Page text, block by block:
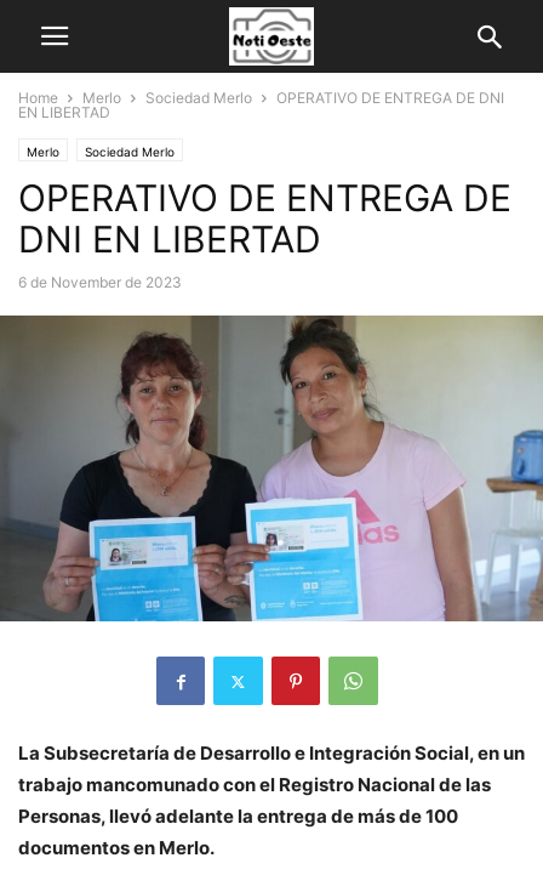
Home Merlo Sociedad Merlo
OPERATIVO DE ENTREGA DE DNI
EN LIBERTAD
Merlo Sociedad Merlo
OPERATIVO DE ENTREGA DE
DNI EN LIBERTAD
6 de November de 2023
La Subsecretaría de Desarrollo e Integración Social, en un
trabajo mancomunado con el Registro Nacional de las
Personas, llevó adelante la entrega de más de 100
documentos en Merlo.